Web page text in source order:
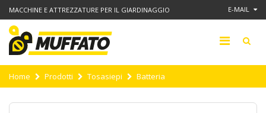
MACCHINE E ATTREZZATURE PER IL GIARDINAGGIO E-MAIL
Home Prodotti Tosasiepi Batteria